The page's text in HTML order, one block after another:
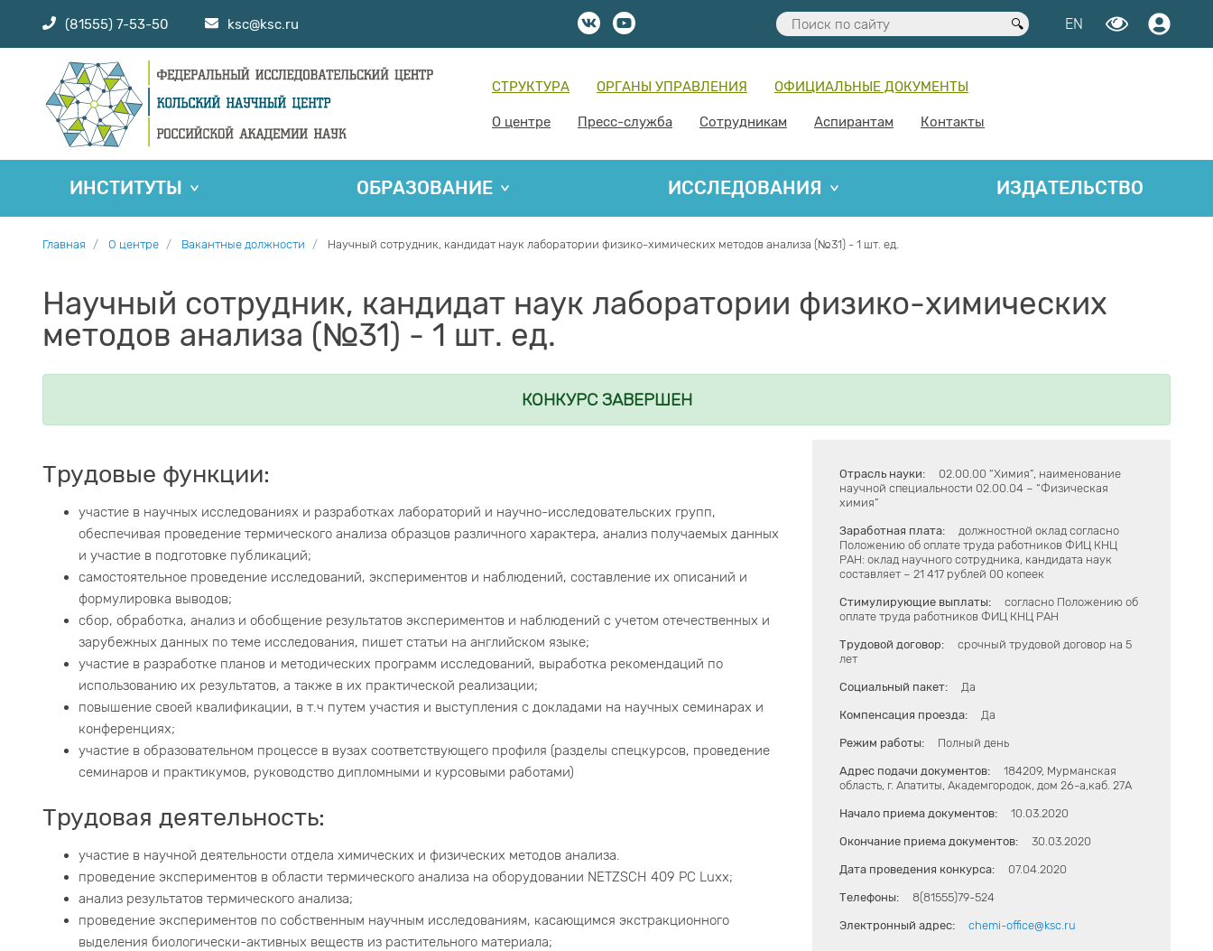
(81555) 7-53-50 ksc@ksc.ru EN
СТРУКТУРА ОРГАНЫ УПРАВЛЕНИЯ ОФИЦИАЛЬНЫЕ ДОКУМЕНТЫ
О центре Пресс-служба Сотрудникам Аспирантам Контакты
ИНСТИТУТЫ ОБРАЗОВАНИЕ ИССЛЕДОВАНИЯ ИЗДАТЕЛЬСТВО
Главная О центре Вакантные должности Научный сотрудник, кандидат наук лаборатории физико-химических методов анализа (№31) - 1 шт. ед.
Научный сотрудник, кандидат наук лаборатории физико-химических
методов анализа (№31) - 1 шт. ед.
КОНКУРС ЗАВЕРШЕН
Трудовые функции:
участие в научных исследованиях и разработках лабораторий и научно-исследовательских групп,
обеспечивая проведение термического анализа образцов различного характера, анализ получаемых данных
и участие в подготовке публикаций;
самостоятельное проведение исследований, экспериментов и наблюдений, составление их описаний и
формулировка выводов;
сбор, обработка, анализ и обобщение результатов экспериментов и наблюдений с учетом отечественных и
зарубежных данных по теме исследования, пишет статьи на английском языке;
участие в разработке планов и методических программ исследований, выработка рекомендаций по
использованию их результатов, а также в их практической реализации;
повышение своей квалификации, в т.ч путем участия и выступления с докладами на научных семинарах и
конференциях;
участие в образовательном процессе в вузах соответствующего профиля (разделы спецкурсов, проведение
семинаров и практикумов, руководство дипломными и курсовыми работами)
Трудовая деятельность:
участие в научной деятельности отдела химических и физических методов анализа.
проведение экспериментов в области термического анализа на оборудовании NETZSCH 409 PC Luxx;
анализ результатов термического анализа;
проведение экспериментов по собственным научным исследованиям, касающимся экстракционного
выделения биологически-активных веществ из растительного материала;
Отрасль науки:
02.00.00 “Химия”, наименование
научной специальности 02.00.04 – “Физическая
химия”
Заработная плата:
должностной оклад согласно
Положению об оплате труда работников ФИЦ КНЦ
РАН: оклад научного сотрудника, кандидата наук
составляет – 21 417 рублей 00 копеек
Стимулирующие выплаты:
согласно Положению об
оплате труда работников ФИЦ КНЦ РАН
Трудовой договор:
срочный трудовой договор на 5
лет
Социальный пакет: Да
Компенсация проезда: Да
Режим работы: Полный день
Адрес подачи документов:
184209, Мурманская
область, г. Апатиты, Академгородок, дом 26-а,каб. 27А
Начало приема документов: 10.03.2020
Окончание приема документов: 30.03.2020
Дата проведения конкурса: 07.04.2020
Телефоны: 8(81555)79-524
Электронный адрес: chemi-office@ksc.ru